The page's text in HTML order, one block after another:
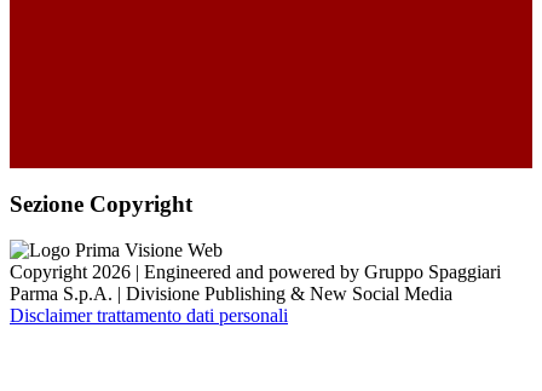
Sezione Copyright
Copyright 2026 | Engineered and powered by Gruppo Spaggiari
Parma S.p.A. | Divisione Publishing & New Social Media
Disclaimer trattamento dati personali